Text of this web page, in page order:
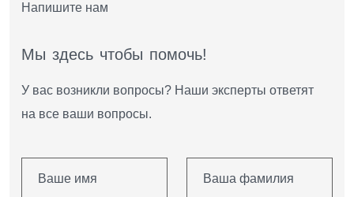
Напишите нам
Мы здесь чтобы помочь!
У вас возникли вопросы? Наши эксперты ответят
на все ваши вопросы.